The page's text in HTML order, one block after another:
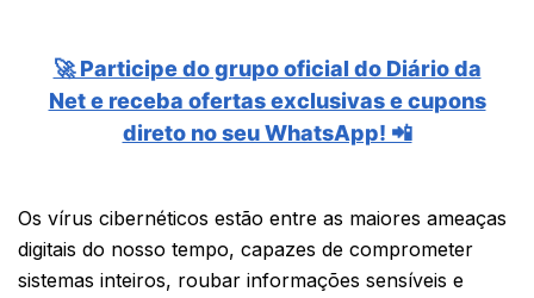
🚀 Participe do grupo oficial do Diário da
Net e receba ofertas exclusivas e cupons
direto no seu WhatsApp! 📲
Os vírus cibernéticos estão entre as maiores ameaças
digitais do nosso tempo, capazes de comprometer
sistemas inteiros, roubar informações sensíveis e